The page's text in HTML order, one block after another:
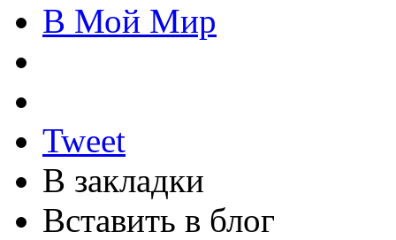
В Мой Мир
Tweet
В закладки
Вставить в блог